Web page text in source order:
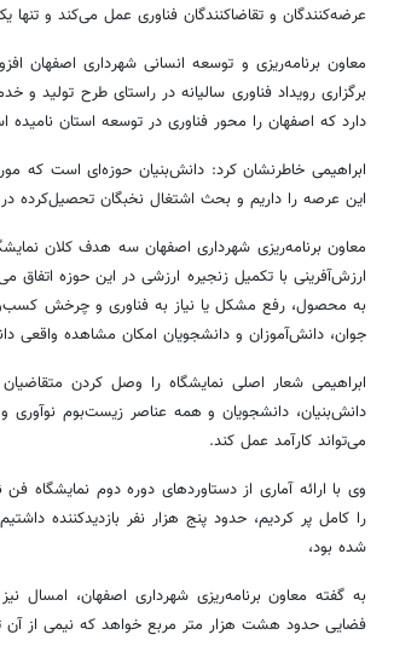
عرضه‌کنندگان و تقاضاکنندگان فناوری عمل می‌کند و
معاون برنامه‌ریزی و توسعه انسانی شهرداری اصفهان
برگزاری رویداد فناوری سالیانه در راستای طرح تولید
دارد که اصفهان را محور فناوری در توسعه استان نامیده
ابراهیمی خاطرنشان کرد: دانش‌بنیان حوزه‌ای است که
این عرصه را داریم و بحث اشتغال نخبگان تحصیل‌کرده
معاون برنامه‌ریزی شهرداری اصفهان سه هدف کلان
ارزش‌آفرینی با تکمیل زنجیره ارزشی در این حوزه اتفاق
به محصول، رفع مشکل یا نیاز به فناوری و چرخش
جوان، دانش‌آموزان و دانشجویان امکان مشاهده واقعی
ابراهیمی شعار اصلی نمایشگاه را وصل کردن
دانش‌بنیان، دانشجویان و همه عناصر زیست‌بوم
می‌تواند کارآمد عمل کند.
وی با ارائه آماری از دستاوردهای دوره دوم
را کامل پر کردیم، حدود پنج هزار نفر بازدیدکننده
شده بود،
فضایی حدود هشت هزار متر مربع خواهد که نیمی از آن